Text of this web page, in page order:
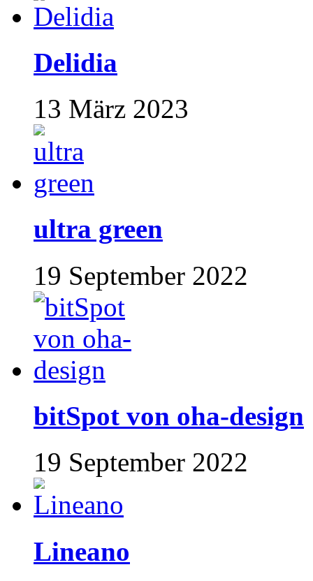
Delidia
13 März 2023
ultra green
19 September 2022
bitSpot von oha-design
19 September 2022
Lineano